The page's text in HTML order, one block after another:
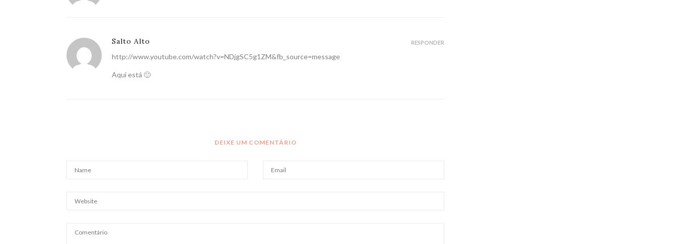
Salto Alto
http://www.youtube.com/watch?v=NDjgSC5g1ZM&fb_source=message
Aqui está 🙂
RESPONDER
DEIXE UM COMENTÁRIO